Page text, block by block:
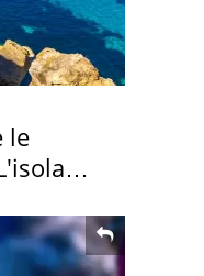
le